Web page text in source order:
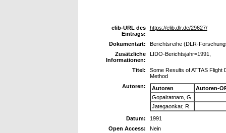
elib-URL des
Eintrags:
https://elib.dlr.de/29627/
Dokumentart:
Berichtsreihe (DLR-
Zusätzliche
Informationen:
LIDO-Berichtsjahr=1991,
Titel:
Some Results of ATTAS Flight
Method
Autoren:
Autoren
Autoren-
Gopalratnam, G.
Jategaonkar, R.
Datum:
1991
Open Access:
Nein